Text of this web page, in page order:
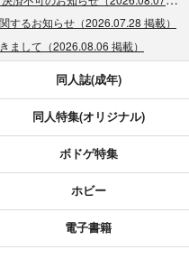
するお知らせ（2026.07.28 掲載）
まして（2026.08.06 掲載）
利用再開のお知らせ（2026.02.05 掲載）
開始のお知らせ（2026.01.05 更新｜2025.12.30 掲載）
ペーン」終了のお知らせ（2025.11.21 掲載）
更新｜2025.08.01 掲載）
せ（2024.11.20 掲載）
同人誌(成年)
同人特集(オリジナル)
ボドゲ特集
ホビー
電子書籍